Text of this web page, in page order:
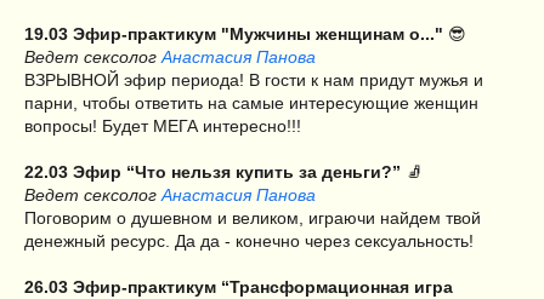
19.03 Эфир-практикум "Мужчины женщинам о..." 😎
Ведет сексолог Анастасия Панова
ВЗРЫВНОЙ эфир периода! В гости к нам придут мужья и
парни, чтобы ответить на самые интересующие женщин
вопросы! Будет МЕГА интересно!!!
22.03 Эфир “Что нельзя купить за деньги?” 🧦
Ведет сексолог Анастасия Панова
Поговорим о душевном и великом, играючи найдем твой
денежный ресурс. Да да - конечно через сексуальность!
26.03 Эфир-практикум “Трансформационная игра